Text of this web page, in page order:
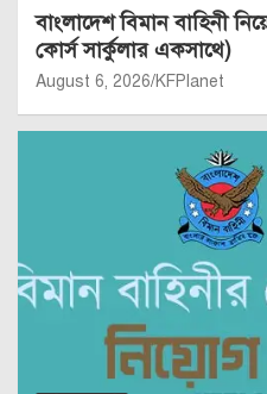
বাংলাদেশ বিমান বাহিনী
কোর্স সার্কুলার একসাথে)
August 6, 2026 KFPlanet